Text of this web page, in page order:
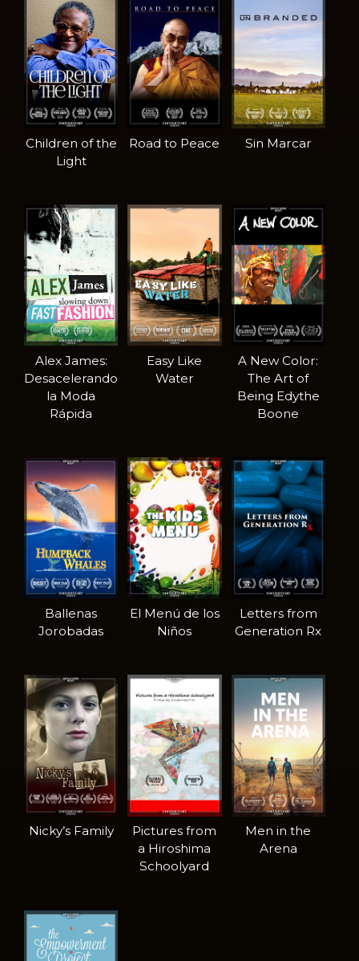
Children of the
Light
Road to Peace Sin Marcar
Alex James:
Desacelerando
la Moda
Rápida
Easy Like
Water
A New Color:
The Art of
Being Edythe
Boone
Ballenas
Jorobadas
El Menú de los
Niños
Letters from
Generation Rx
Nicky’s Family
Pictures from
a Hiroshima
Schoolyard
Men in the
Arena